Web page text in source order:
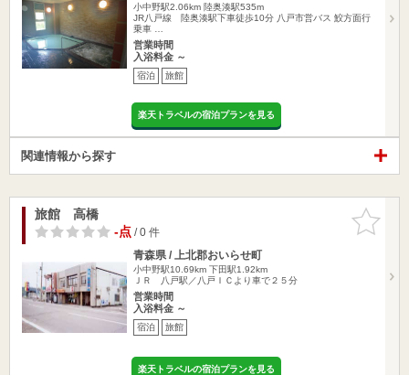
小中野駅2.06km 陸奥湊駅535m
JR八戸線 陸奥湊駅下車徒歩10分 八戸市営バス 鮫方面行
乗車 …
営業時間
入浴料金 ～
宿泊 旅館
楽天トラベルの宿泊プランを見る
関連情報から探す
お気に入
りに追加
旅館 高橋
-点/ 0 件
青森県 / 上北郡おいらせ町
小中野駅10.69km 下田駅1.92km
ＪＲ 八戸駅／八戸ＩＣより車で２５分
営業時間
入浴料金 ～
宿泊 旅館
楽天トラベルの宿泊プランを見る